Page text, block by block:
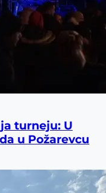
turneju: U
u Požarevcu